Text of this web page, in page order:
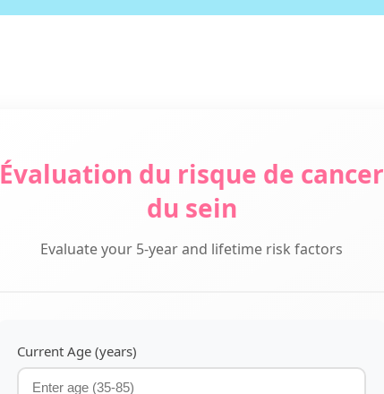
Évaluation du risque de cancer
du sein
Evaluate your 5-year and lifetime risk factors
Current Age (years)